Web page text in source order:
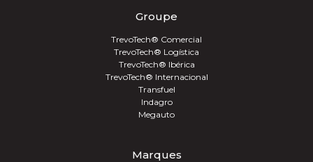
Groupe
TrevoTech® Comercial
TrevoTech® Logística
TrevoTech® Ibérica
TrevoTech® Internacional
Transfuel
Indagro
Megauto
Marques